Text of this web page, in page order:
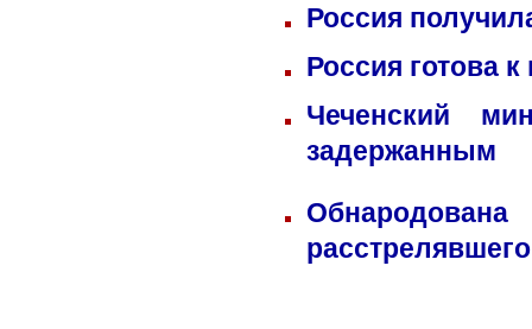
Россия
Россия готова
Чеченский
задержанным